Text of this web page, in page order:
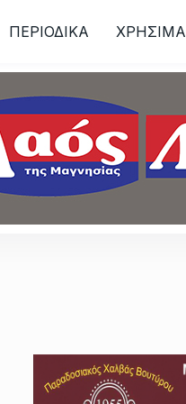
ΠΕΡΙΟΔΙΚΑ ΧΡΗΣΙΜΑ